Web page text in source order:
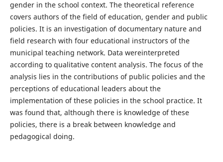
gender in the school context. The theoretical reference
covers authors of the field of education, gender and public
policies. It is an investigation of documentary nature and
field research with four educational instructors of the
municipal teaching network. Data wereinterpreted
according to qualitative content analysis. The focus of the
analysis lies in the contributions of public policies and the
perceptions of educational leaders about the
implementation of these policies in the school practice. It
was found that, although there is knowledge of these
policies, there is a break between knowledge and
pedagogical doing.